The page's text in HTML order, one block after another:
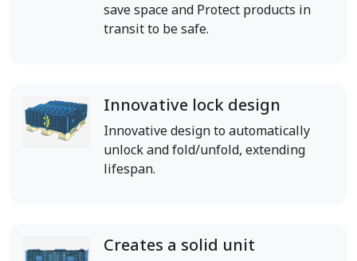
save space and Protect products in
transit to be safe.
Innovative lock design
Innovative design to automatically
unlock and fold/unfold, extending
lifespan.
Creates a solid unit